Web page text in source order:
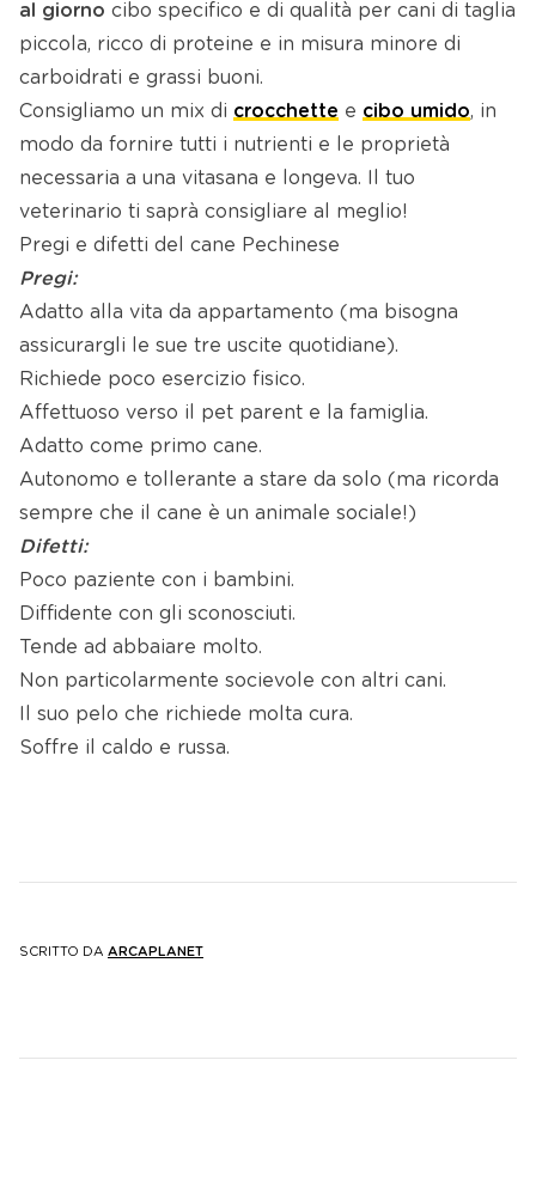
al giorno cibo specifico e di qualità per cani di taglia
piccola, ricco di proteine e in misura minore di
carboidrati e grassi buoni.
Consigliamo un mix di crocchette e cibo umido, in
modo da fornire tutti i nutrienti e le proprietà
necessaria a una vitasana e longeva. Il tuo
veterinario ti saprà consigliare al meglio!
Pregi e difetti del cane Pechinese
Pregi:
Adatto alla vita da appartamento (ma bisogna
assicurargli le sue tre uscite quotidiane).
Richiede poco esercizio fisico.
Affettuoso verso il pet parent e la famiglia.
Adatto come primo cane.
Autonomo e tollerante a stare da solo (ma ricorda
sempre che il cane è un animale sociale!)
Difetti:
Poco paziente con i bambini.
Diffidente con gli sconosciuti.
Tende ad abbaiare molto.
Non particolarmente socievole con altri cani.
Il suo pelo che richiede molta cura.
Soffre il caldo e russa.
SCRITTO DA ARCAPLANET